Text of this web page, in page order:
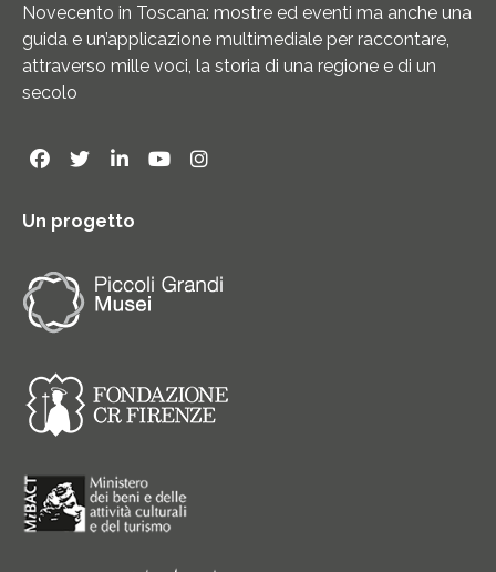
Novecento in Toscana: mostre ed eventi ma anche una
guida e un’applicazione multimediale per raccontare,
attraverso mille voci, la storia di una regione e di un
secolo
Un progetto